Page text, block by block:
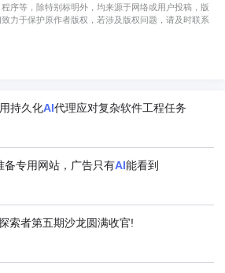
序等，除特别标明外，均来源于网络或用户投稿，版
力于保护原作者版权，若涉及版权问题，请及时联系
持久化AI代理应对复杂软件工程任务
备专用网站，广告只有AI能看到
索者第五期沙龙圆满收官!